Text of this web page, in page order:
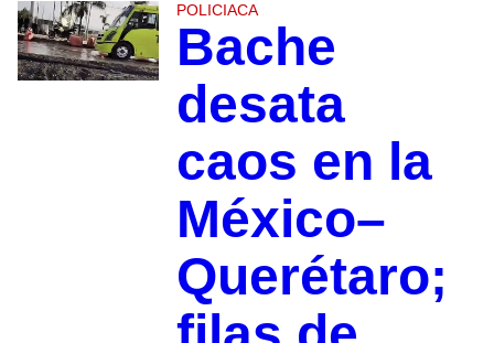
POLICIACA
Bache
desata
caos en la
México–
Querétaro;